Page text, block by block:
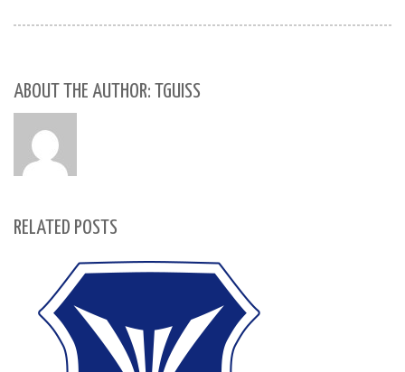
ABOUT THE AUTHOR: TGUISS
RELATED POSTS